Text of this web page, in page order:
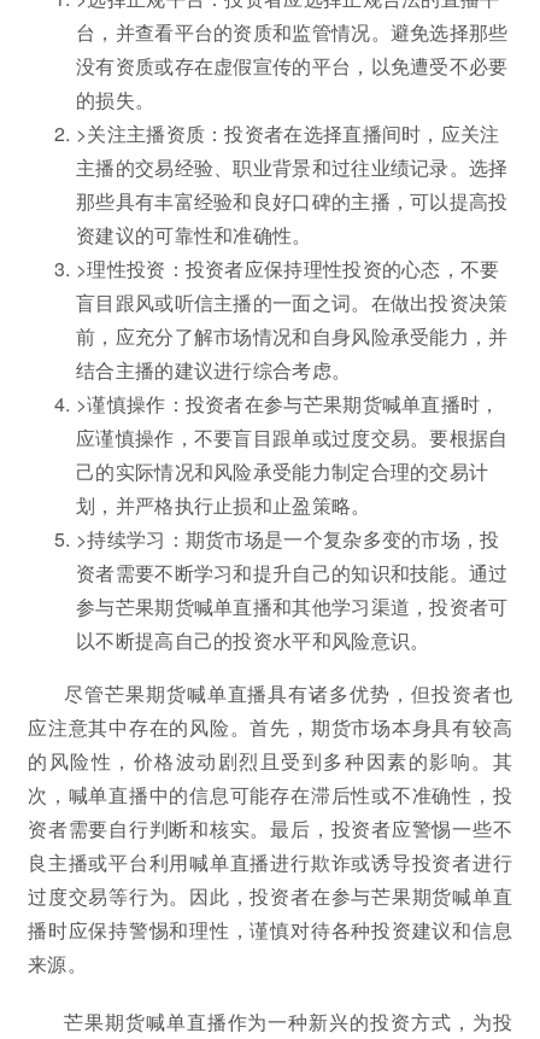
台，并查看平台的资质和监管情况。避免选择那些
没有资质或存在虚假宣传的平台，以免遭受不必要
的损失。
>关注主播资质：投资者在选择直播间时，应关注
主播的交易经验、职业背景和过往业绩记录。选择
那些具有丰富经验和良好口碑的主播，可以提高投
资建议的可靠性和准确性。
>理性投资：投资者应保持理性投资的心态，不要
盲目跟风或听信主播的一面之词。在做出投资决策
前，应充分了解市场情况和自身风险承受能力，并
结合主播的建议进行综合考虑。
>谨慎操作：投资者在参与芒果期货喊单直播时，
应谨慎操作，不要盲目跟单或过度交易。要根据自
己的实际情况和风险承受能力制定合理的交易计
划，并严格执行止损和止盈策略。
>持续学习：期货市场是一个复杂多变的市场，投
资者需要不断学习和提升自己的知识和技能。通过
参与芒果期货喊单直播和其他学习渠道，投资者可
以不断提高自己的投资水平和风险意识。
尽管芒果期货喊单直播具有诸多优势，但投资者也
应注意其中存在的风险。首先，期货市场本身具有较高
的风险性，价格波动剧烈且受到多种因素的影响。其
次，喊单直播中的信息可能存在滞后性或不准确性，投
资者需要自行判断和核实。最后，投资者应警惕一些不
良主播或平台利用喊单直播进行欺诈或诱导投资者进行
过度交易等行为。因此，投资者在参与芒果期货喊单直
播时应保持警惕和理性，谨慎对待各种投资建议和信息
来源。
芒果期货喊单直播作为一种新兴的投资方式，为投